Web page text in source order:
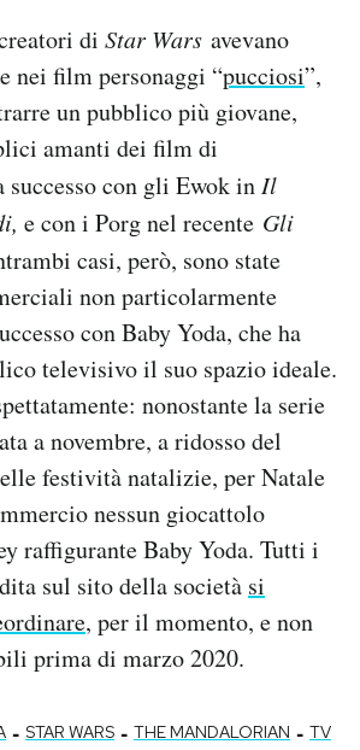
di Star Wars avevano
nei film personaggi “pucciosi”,
un pubblico più giovane,
amanti dei film di
successo con gli Ewok in Il
e con i Porg nel recente Gli
casi, però, sono state
non particolarmente
con Baby Yoda, che ha
televisivo il suo spazio ideale.
nonostante la serie
a novembre, a ridosso del
festività natalizie, per Natale
nessun giocattolo
raffigurante Baby Yoda. Tutti i
sul sito della società si
, per il momento, e non
prima di marzo 2020.
- STAR WARS - THE MANDALORIAN - TV